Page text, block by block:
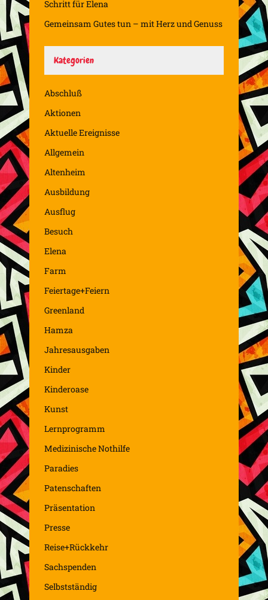
Schritt für Elena
Gemeinsam Gutes tun – mit Herz und Genuss
Kategorien
Abschluß
Aktionen
Aktuelle Ereignisse
Allgemein
Altenheim
Ausbildung
Ausflug
Besuch
Elena
Farm
Feiertage+Feiern
Greenland
Hamza
Jahresausgaben
Kinder
Kinderoase
Kunst
Lernprogramm
Medizinische Nothilfe
Paradies
Patenschaften
Präsentation
Presse
Reise+Rückkehr
Sachspenden
Selbstständig